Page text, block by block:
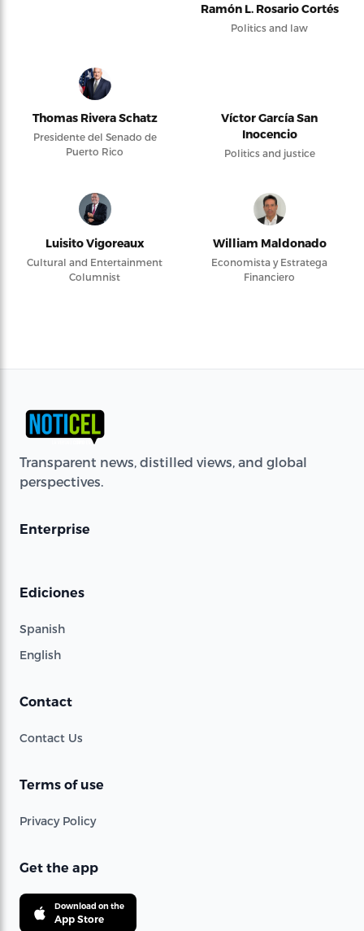
Ramón L. Rosario Cortés
Politics and law
Thomas Rivera Schatz
Presidente del Senado de
Puerto Rico
Víctor García San
Inocencio
Politics and justice
Luisito Vigoreaux
Cultural and Entertainment
Columnist
William Maldonado
Economista y Estratega
Financiero
Transparent news, distilled views, and global
perspectives.
Enterprise
Ediciones
Spanish
English
Contact
Contact Us
Terms of use
Privacy Policy
Get the app
Download on the
App Store